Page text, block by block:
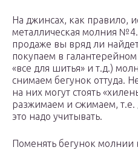
На джинсах, как правило,
металлическая молния
продаже вы вряд ли
покупаем в
«все для шитья» и т.д.)
снимаем бегунок оттуда.
на них могут стоять
разжимаем и сжимаем,
это надо учитывать.
Поменять бегунок молнии